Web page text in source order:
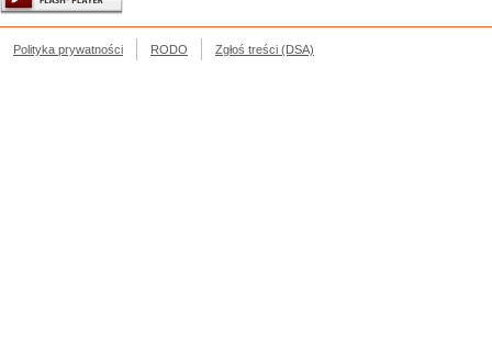
Polityka prywatności RODO Zgłoś treści (DSA)